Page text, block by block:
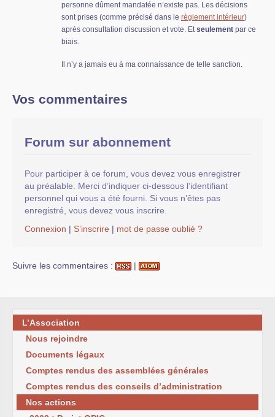
personne dûment mandatée n’existe pas. Les décisions
sont prises (comme précisé dans le règlement intérieur)
après consultation discussion et vote. Etseulement par ce
biais.
Il n’y a jamais eu à ma connaissance de telle sanction.
Vos commentaires
Forum sur abonnement
Pour participer à ce forum, vous devez vous enregistrer
au préalable. Merci d’indiquer ci-dessous l’identifiant
personnel qui vous a été fourni. Si vous n’êtes pas
enregistré, vous devez vous inscrire.
Connexion | S’inscrire | mot de passe oublié ?
Suivre les commentaires : |
L’Association
Nous rejoindre
Documents légaux
Comptes rendus des assemblées générales
Comptes rendus des conseils d’administration
Nos actions